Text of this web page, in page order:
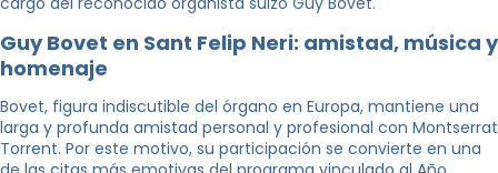
Guy Bovet en Sant Felip Neri: amistad, música y
homenaje
Bovet, figura indiscutible del órgano en Europa, mantiene una
larga y profunda amistad personal y profesional con Montserrat
Torrent. Por este motivo, su participación se convierte en una